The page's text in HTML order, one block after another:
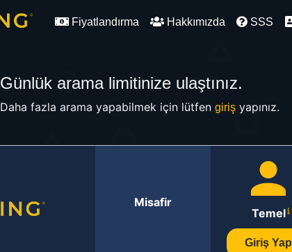
Fiyatlandırma Hakkımızda SSS
Günlük arama limitinize ulaştınız.
Daha fazla arama yapabilmek için lütfen girişyapınız.
Misafir
Temel
Giriş Yap